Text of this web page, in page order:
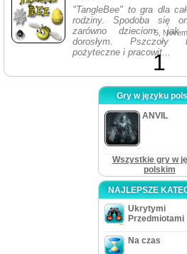
"TangleBee" to gra dla
rodziny. Spodoba się
zarówno dzieciom
dorosłym. Pszczoły
pożyteczne i pracowit...
5,
1
Gry w języku
ANVIL
Wszystkie gry w
polskim
NAJLEPSZE
Ukrytymi
Przedmiotami
Na czas